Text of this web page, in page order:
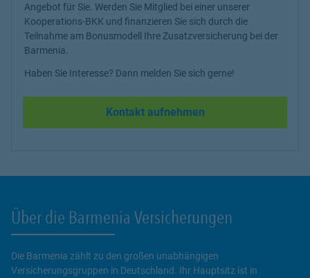
Angebot für Sie. Werden Sie Mitglied bei einer unserer
Kooperations-BKK und finanzieren Sie sich durch die
Teilnahme am Bonusmodell Ihre Zusatzversicherung bei der
Barmenia.
Haben Sie Interesse? Dann melden Sie sich gerne!
Kontakt aufnehmen
Über die Barmenia Versicherungen
Die Barmenia zählt zu den großen unabhängigen
Versicherungsgruppen in Deutschland. Ihr Hauptsitz ist in